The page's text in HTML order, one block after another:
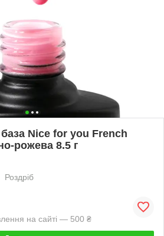
Nice for you French
рожева 8.5 г
Роздріб
на сайті — 500 ₴